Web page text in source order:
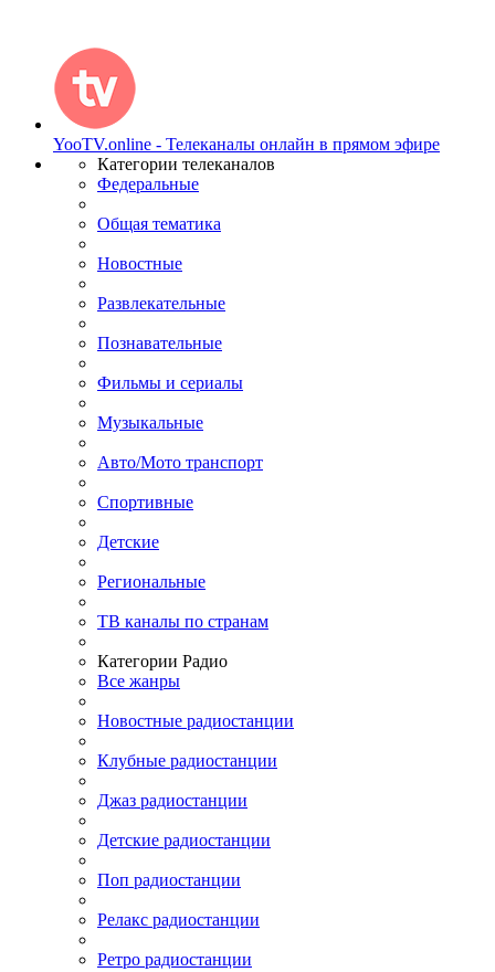
YooTV.online - Телеканалы онлайн в прямом эфире
Категории телеканалов
Федеральные
Общая тематика
Новостные
Развлекательные
Познавательные
Фильмы и сериалы
Музыкальные
Авто/Мото транспорт
Спортивные
Детские
Региональные
ТВ каналы по странам
Категории Радио
Все жанры
Новостные радиостанции
Клубные радиостанции
Джаз радиостанции
Детские радиостанции
Поп радиостанции
Релакс радиостанции
Ретро радиостанции